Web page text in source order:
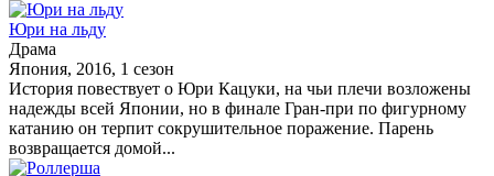
Юри на льду
Драма
Япония, 2016, 1 сезон
История повествует о Юри Кацуки, на чьи плечи возложены
надежды всей Японии, но в финале Гран-при по фигурному
катанию он терпит сокрушительное поражение. Парень
возвращается домой...